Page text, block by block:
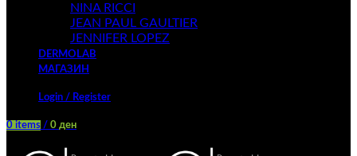
NINA RICCI
JEAN PAUL GAULTIER
JENNIFER LOPEZ
DERMOLAB
МАГАЗИН
Login / Register
0 items / 0 ден